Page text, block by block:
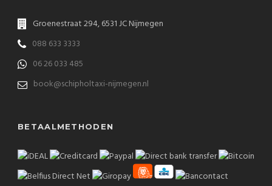
Groenestraat 294, 6531 JC Nijmegen
088 633 3333
06 26 033 485
book@schipholtaxi-nijmegen.nl
BETAALMETHODEN